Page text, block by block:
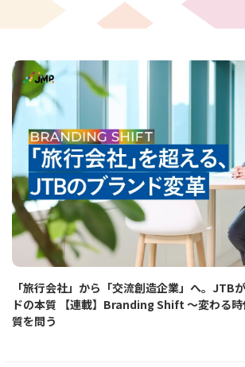
「旅行会社」から「交流創造企業」へ。JTB
ドの本質 【連載】Branding Shift ～変わる
質を問う